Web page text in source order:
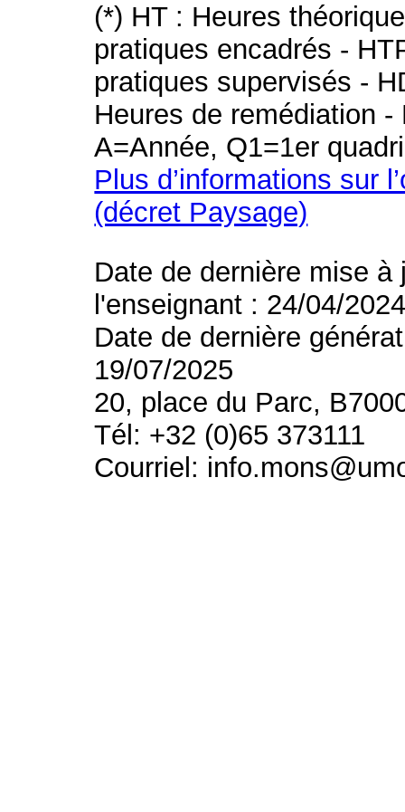
(*) HT : Heures
pratiques encadrés -
pratiques supervisés -
Heures de remédiation
A=Année, Q1=1er
Plus d’informations sur
(décret Paysage)
Date de dernière mise
l'enseignant : 24/04/
Date de dernière
19/07/2025
20, place du Parc,
Tél: +32 (0)65 373111
Courriel: